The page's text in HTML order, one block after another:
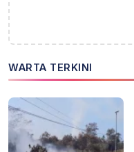
WARTA TERKINI